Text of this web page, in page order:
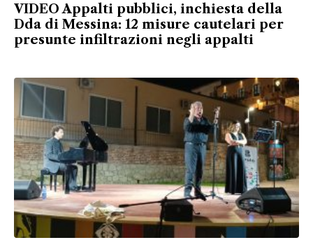
VIDEO Appalti pubblici, inchiesta della
Dda di Messina: 12 misure cautelari per
presunte infiltrazioni negli appalti